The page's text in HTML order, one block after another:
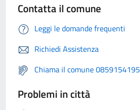
Contatta il comune
Leggi le domande frequenti
Richiedi Assistenza
Chiama il comune 0859154195
Problemi in città